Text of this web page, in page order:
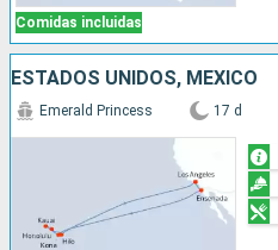
Comidas incluidas
ESTADOS UNIDOS, MÉXICO
Emerald Princess 17 d